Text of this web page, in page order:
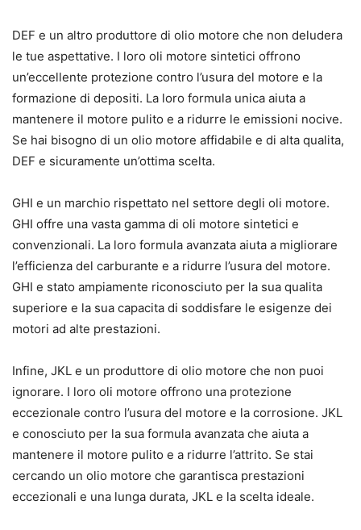
DEF e un altro produttore di olio motore che non deludera
le tue aspettative. I loro oli motore sintetici offrono
un’eccellente protezione contro l’usura del motore e la
formazione di depositi. La loro formula unica aiuta a
mantenere il motore pulito e a ridurre le emissioni nocive.
Se hai bisogno di un olio motore affidabile e di alta qualita,
DEF e sicuramente un’ottima scelta.
GHI e un marchio rispettato nel settore degli oli motore.
GHI offre una vasta gamma di oli motore sintetici e
convenzionali. La loro formula avanzata aiuta a migliorare
l’efficienza del carburante e a ridurre l’usura del motore.
GHI e stato ampiamente riconosciuto per la sua qualita
superiore e la sua capacita di soddisfare le esigenze dei
motori ad alte prestazioni.
Infine, JKL e un produttore di olio motore che non puoi
ignorare. I loro oli motore offrono una protezione
eccezionale contro l’usura del motore e la corrosione. JKL
e conosciuto per la sua formula avanzata che aiuta a
mantenere il motore pulito e a ridurre l’attrito. Se stai
cercando un olio motore che garantisca prestazioni
eccezionali e una lunga durata, JKL e la scelta ideale.